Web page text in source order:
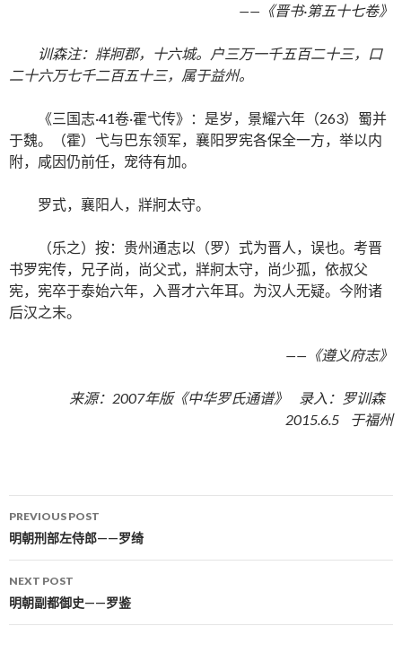
——《晋书·第五十七卷》
训森注：牂牁郡，十六城。户三万一千五百二十三，口
二十六万七千二百五十三，属于益州。
《三国志·41卷·霍弋传》：是岁，景耀六年（263）蜀并
于魏。（霍）弋与巴东领军，襄阳罗宪各保全一方，举以内
附，咸因仍前任，宠待有加。
罗式，襄阳人，牂牁太守。
（乐之）按：贵州通志以（罗）式为晋人，误也。考晋
书罗宪传，兄子尚，尚父式，牂牁太守，尚少孤，依叔父
宪，宪卒于泰始六年，入晋才六年耳。为汉人无疑。今附诸
后汉之末。
——《遵义府志》
来源：2007年版《中华罗氏通谱》 录入：罗训森
2015.6.5 于福州
Post navigation
PREVIOUS POST
明朝刑部左侍郎——罗绮
NEXT POST
明朝副都御史——罗鉴